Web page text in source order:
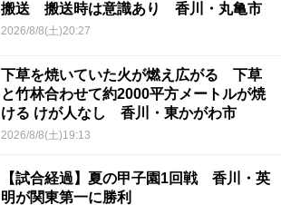
搬送 搬送時は意識あり 香川・丸亀市
2026/8/8(土)20:27
下草を焼いていた火が燃え広がる 下草
と竹林合わせて約2000平方メートルが焼
ける けが人なし 香川・東かがわ市
2026/8/8(土)19:13
【試合経過】夏の甲子園1回戦 香川・英
明が関東第一に勝利